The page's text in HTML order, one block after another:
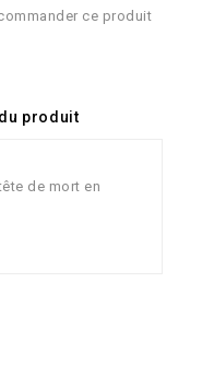
ce produit
produit
de mort en